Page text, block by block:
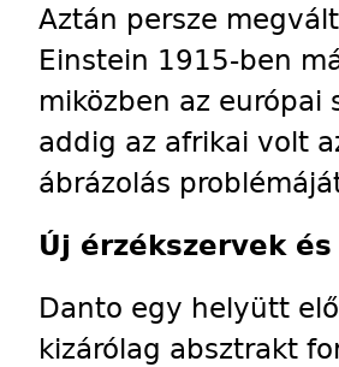
Aztán persze
Einstein 1915-ben
miközben az európai
addig az afrikai volt
ábrázolás
Új érzékszervek
Danto egy helyütt
kizárólag absztrakt